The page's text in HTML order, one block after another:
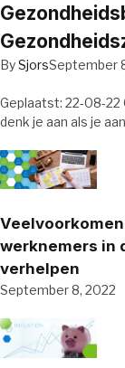
BySjorsSeptember
Geplaatst: 22-08-
denk je aan als je
werknemers in
verhelpen
September 8, 2022